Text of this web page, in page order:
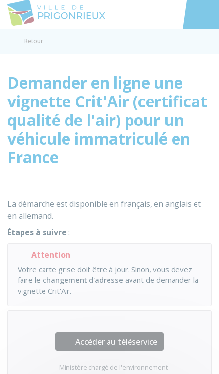
Accéder
Retour
Demander en ligne une
vignette Crit'Air (certificat
qualité de l'air) pour un
véhicule immatriculé en
France
La démarche est disponible en français, en anglais et
en allemand.
Étapes à suivre :
Attention
Votre carte grise doit être à jour. Sinon, vous devez
faire le changement d'adresse avant de demander la
vignette Crit'Air.
Accéder au téléservice
Ministère chargé de l'environnement